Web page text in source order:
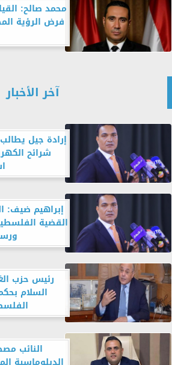
محمد صالح:
فرض الرؤية
آخر الأخبار
إرادة جيل
شرائح
إبراهيم ضيف:
القضية
رئيس حزب
السلام
النائب